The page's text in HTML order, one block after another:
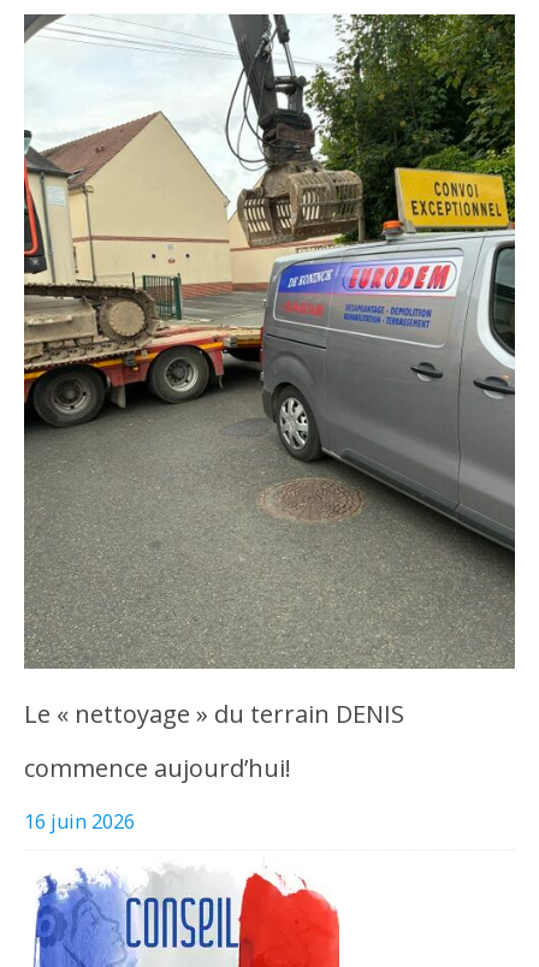
Le « nettoyage » du terrain DENIS
commence aujourd’hui!
16 juin 2026